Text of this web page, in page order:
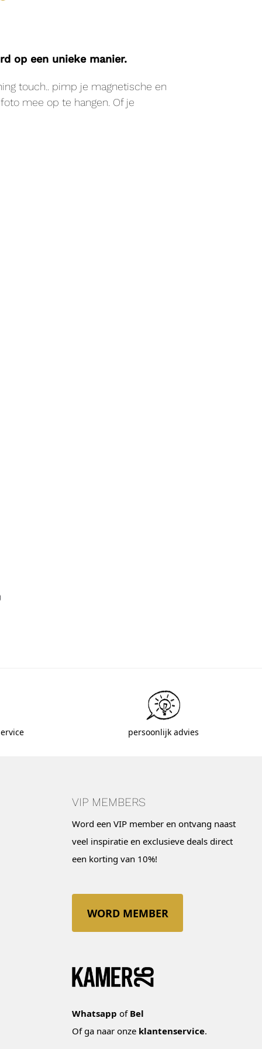
op een unieke manier.
touch.. pimp je magnetische en
mee op te hangen. Of je
persoonlijk advies
VIP MEMBERS
Word een VIP member en ontvang naast
veel inspiratie en exclusieve deals direct
een korting van 10%!
WORD MEMBER
Whatsapp of Bel
Of ga naar onze klantenservice.